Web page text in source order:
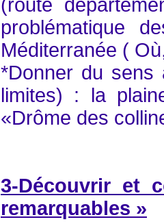
(route
problématique
Méditerranée (
*Donner du sens
limites) : la
«Drôme des
3-Découvrir et
remarquables »